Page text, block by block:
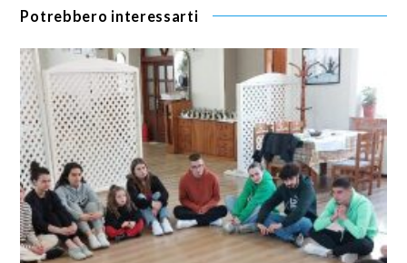
Potrebbero interessarti